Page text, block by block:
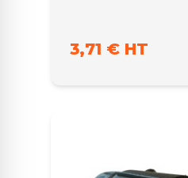
3,71 € HT